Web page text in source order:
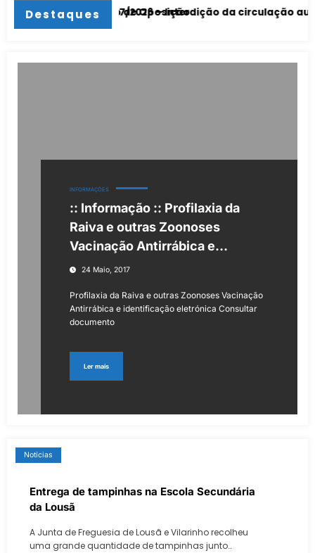
Destaques
de Oposição
2026
n.º 37/2026 – Interdição da circulação automóvel em parte
Aviso
INFORMAÇÕES
:: Informação :: Profilaxia da
Raiva e outras Zoonoses
Vacinação Antirrábica e
identificação eletrónica
24 Maio, 2017
Profilaxia da Raiva e outras Zoonoses Vacinação
Antirrábica e identificação eletrónica Consultar
documento
Ler mais
Notícias
Entrega de tampinhas na Escola Secundária
da Lousã
A Junta de Freguesia de Lousã e Vilarinho recolheu
uma grande quantidade de tampinhas junto…